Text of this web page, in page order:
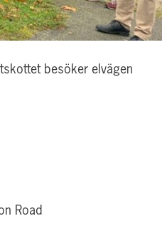
besöker elvägen
Road